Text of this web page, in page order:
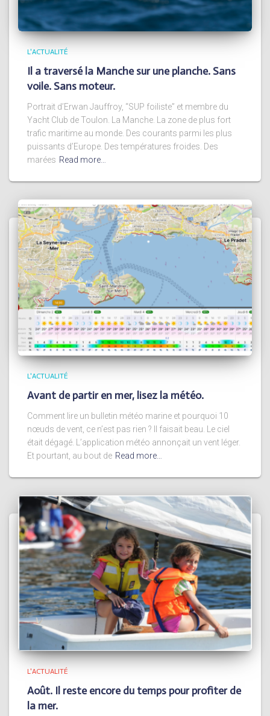
L'ACTUALITÉ
Il a traversé la Manche sur une planche. Sans
voile. Sans moteur.
Portrait d’Erwan Jauffroy, “SUP foiliste” et membre du
Yacht Club de Toulon. La Manche. La zone de plus fort
trafic maritime au monde. Des courants parmi les plus
puissants d’Europe. Des températures froides. Des
marées Read more…
L'ACTUALITÉ
Avant de partir en mer, lisez la météo.
Comment lire un bulletin météo marine et pourquoi 10
nœuds de vent, ce n’est pas rien ? Il faisait beau. Le ciel
était dégagé. L’application météo annonçait un vent léger.
Et pourtant, au bout de Read more…
L'ACTUALITÉ
Août. Il reste encore du temps pour profiter de
la mer.